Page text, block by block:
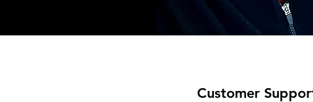
Customer